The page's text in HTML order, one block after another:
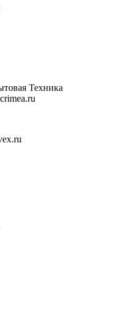
Техника